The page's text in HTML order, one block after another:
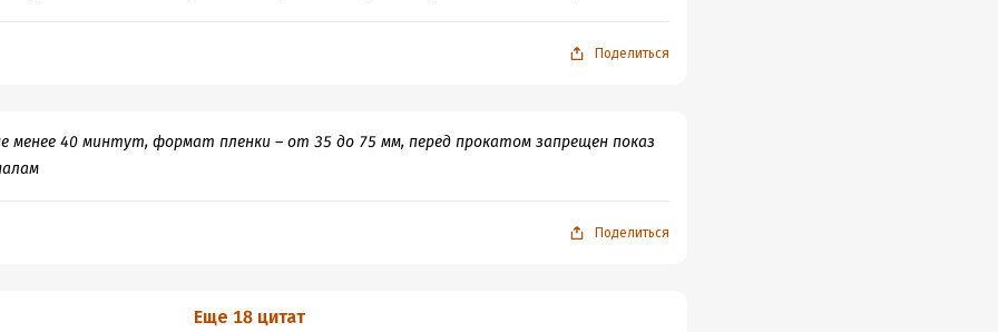
книга. У меня только один вопрос, для кого все это? Если я, например, новичок
эти статисты и лошади нафиг не сдались, а в киноманской среде, вроде все
не понятно. Впечатлился, когда статистику с IMDb переписывал, что ли? И так не
в интернете совершенно задаром. К тому же и выборка фильмов странная.
Поделиться
менее 40 минтут, формат пленки – от 35 до 75 мм, перед прокатом запрещен показ
Поделиться
Еще 18 цитат